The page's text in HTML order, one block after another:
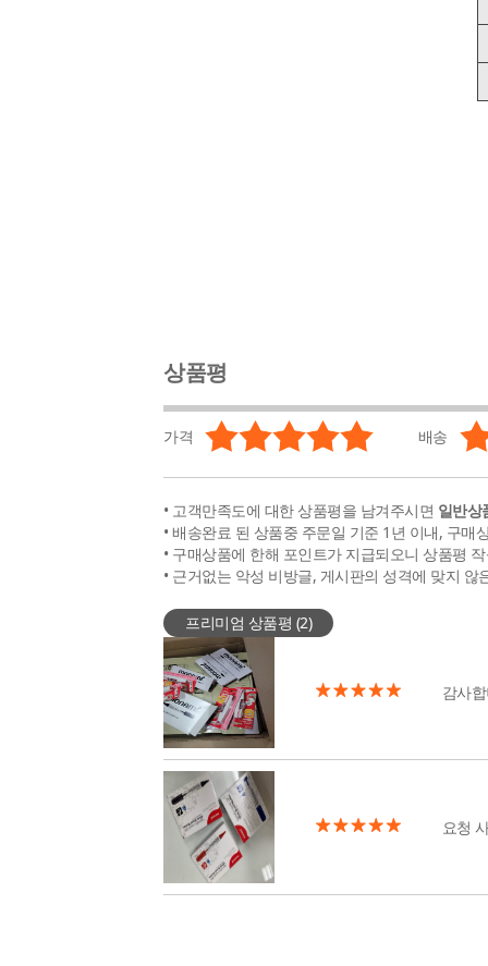
상품평
가격 배송
• 고객만족도에 대한 상품평을 남겨주시면 일반상
• 배송완료 된 상품중 주문일 기준 1년 이내, 구매
• 구매상품에 한해 포인트가 지급되오니 상품평
• 근거없는 악성 비방글, 게시판의 성격에 맞지
프리미엄 상품평 (2)
감사
요청